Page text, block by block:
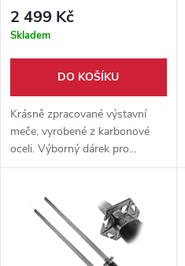
2 499 Kč
Skladem
DO KOŠÍKU
Krásně zpracované výstavní
meče, vyrobené z karbonové
oceli. Výborný dárek pro
chovatele hadů. Součástí balení